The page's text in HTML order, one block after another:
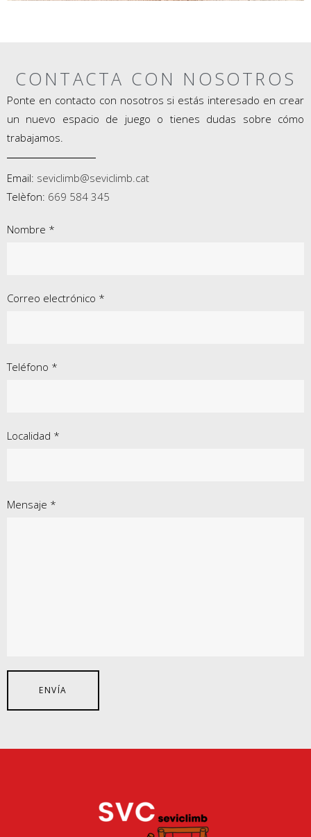
CONTACTA CON NOSOTROS
Ponte en contacto con nosotros si estás interesado en crear
un nuevo espacio de juego o tienes dudas sobre cómo
trabajamos.
Email: seviclimb@seviclimb.cat
Telèfon: 669 584 345
Nombre *
Correo electrónico *
Teléfono *
Localidad *
Mensaje *